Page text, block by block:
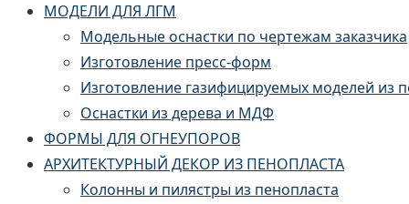
МОДЕЛИ ДЛЯ ЛГМ
Модельные оснастки по чертежам заказчика
Изготовление пресс-форм
Изготовление газифицируемых моделей из
Оснастки из дерева и МДФ
ФОРМЫ ДЛЯ ОГНЕУПОРОВ
АРХИТЕКТУРНЫЙ ДЕКОР ИЗ ПЕНОПЛАСТА
Колонны и пилястры из пенопласта